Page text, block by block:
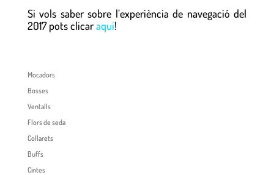
Si vols saber sobre l’experiència de navegació del
2017 pots clicaraquí!
Mocadors
Bosses
Ventalls
Flors de seda
Collarets
Buffs
Cintes